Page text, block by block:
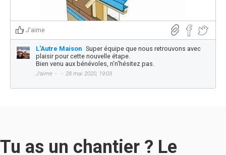
J'aime
L'Autre Maison Super équipe que nous retrouvons avec
plaisir pour cette nouvelle étape.
Bien venu aux bénévoles, n'n'hésitez pas.
J'aime 28 mai 2020, 19:03
Tu as un chantier ? Le